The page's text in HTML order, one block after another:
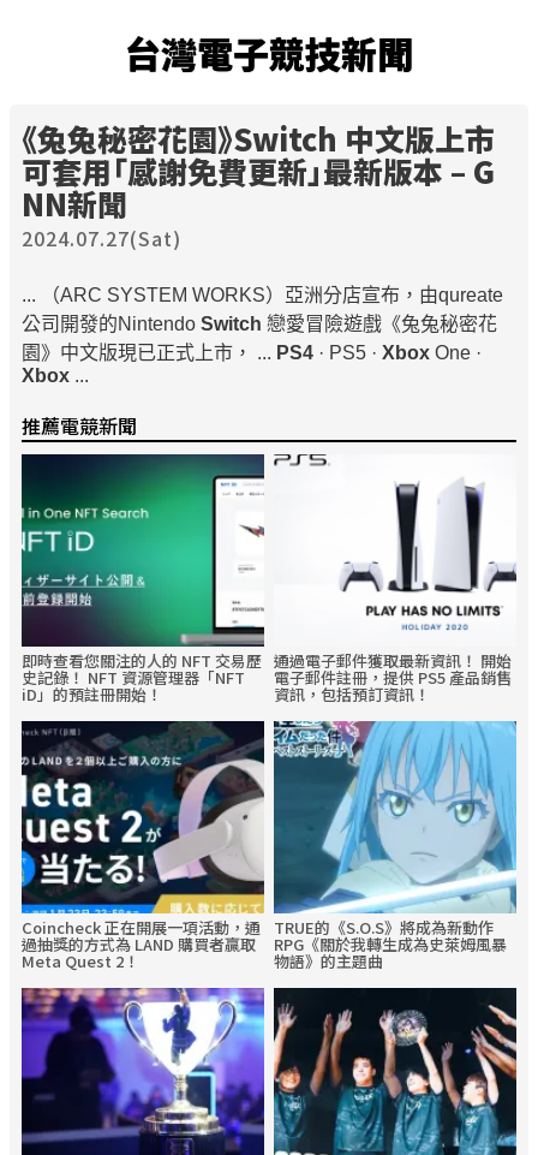
台灣電子競技新聞
《兔兔秘密花園》Switch 中文版上市
可套用「感謝免費更新」最新版本 – G
NN新聞
2024.07.27(Sat)
... （ARC SYSTEM WORKS）亞洲分店宣布，由qureate
公司開發的Nintendo Switch 戀愛冒險遊戲《兔兔秘密花
園》中文版現已正式上市， ... PS4 · PS5 · Xbox One ·
Xbox ...
推薦電競新聞
即時查看您關注的人的 NFT 交易歷
史記錄！ NFT 資源管理器「NFT
iD」的預註冊開始！
通過電子郵件獲取最新資訊！ 開始
電子郵件註冊，提供 PS5 產品銷售
資訊，包括預訂資訊！
Coincheck 正在開展一項活動，通
過抽獎的方式為 LAND 購買者贏取
Meta Quest 2！
TRUE的《S.O.S》將成為新動作
RPG《關於我轉生成為史萊姆風暴
物語》的主題曲